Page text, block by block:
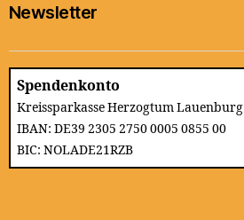
Newsletter
Spendenkonto
Kreissparkasse Herzogtum Lauenburg
IBAN: DE39 2305 2750 0005 0855 00
BIC: NOLADE21RZB